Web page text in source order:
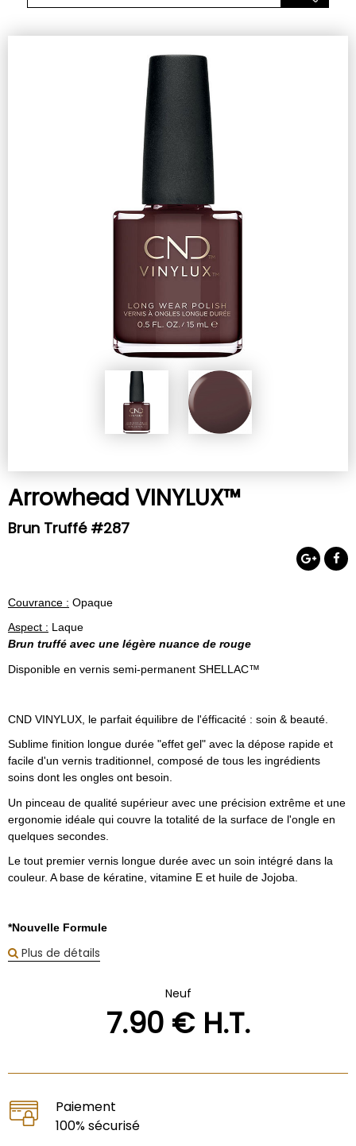
Arrowhead VINYLUX™
Brun Truffé #287
Couvrance : Opaque
Aspect : Laque
Brun truffé avec une légère nuance de rouge
Disponible en vernis semi-permanent SHELLAC™
CND VINYLUX, le parfait équilibre de l'éfficacité : soin & beauté.
Sublime finition longue durée "effet gel" avec la dépose rapide et
facile d'un vernis traditionnel, composé de tous les ingrédients
soins dont les ongles ont besoin.
Un pinceau de qualité supérieur avec une précision extrême et une
ergonomie idéale qui couvre la totalité de la surface de l'ongle en
quelques secondes.
Le tout premier vernis longue durée avec un soin intégré dans la
couleur. A base de kératine, vitamine E et huile de Jojoba.
*Nouvelle Formule
Plus de détails
Neuf
7.90€ H.T.
Paiement
100% sécurisé